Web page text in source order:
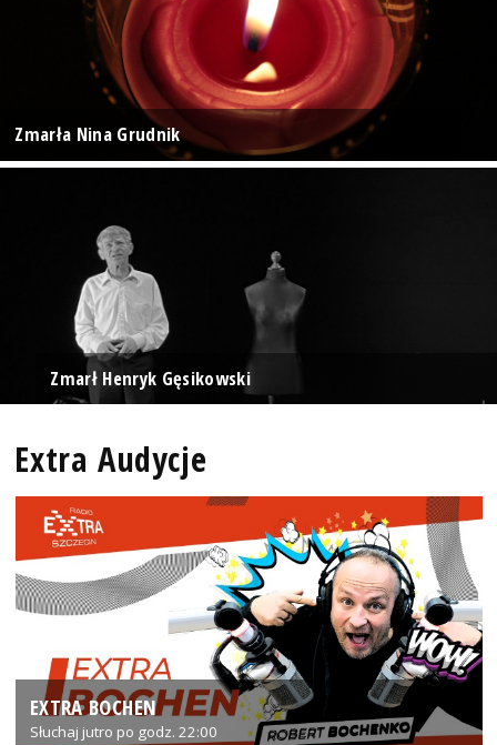
Zmarła Nina Grudnik
Zmarł Henryk Gęsikowski
Extra Audycje
EXTRA BOCHEN
Słuchaj jutro po godz. 22:00